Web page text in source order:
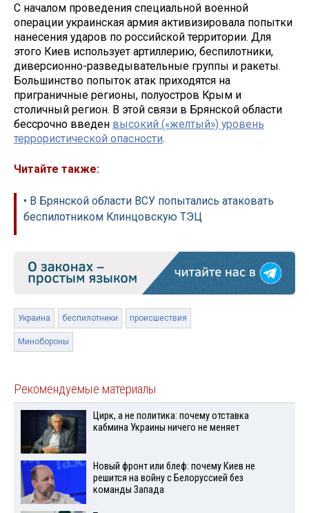
С началом проведения специальной военной
операции украинская армия активизировала попытки
нанесения ударов по российской территории. Для
этого Киев использует артиллерию, беспилотники,
диверсионно-разведывательные группы и ракеты.
Большинство попыток атак приходятся на
приграничные регионы, полуостров Крым и
столичный регион. В этой связи в Брянской области
бессрочно введен высокий («желтый») уровень
террористической опасности.
Читайте также:
• В Брянской области ВСУ попытались атаковать
беспилотником Клинцовскую ТЭЦ
Украина беспилотники происшествия
Минобороны
Рекомендуемые материалы
Цирк, а не политика: почему отставка
кабмина Украины ничего не меняет
Новый фронт или блеф: почему Киев не
решится на войну с Белоруссией без
команды Запада